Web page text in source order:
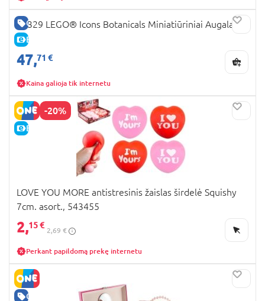
GERA KAINA
E-KAINA
10329 LEGO® Icons Botanicals Miniatiūriniai Augalai
47,71 €
Kaina galioja tik internetu
-20%
E-KAINA
LOVE YOU MORE antistresinis žaislas širdelė Squishy
7cm. asort., 543455
2,15 €
2,69 €
Perkant papildomą prekę internetu
GERA KAINA